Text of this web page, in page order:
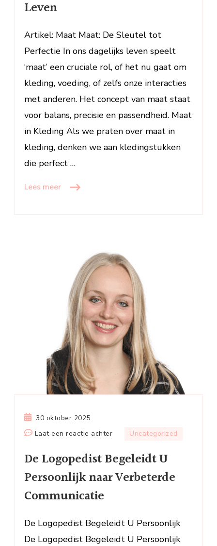
in
Ons
Dagelijks
Leven
Leven
Artikel: Maat Maat: De Sleutel tot
Perfectie In ons dagelijks leven speelt
‘maat’ een cruciale rol, of het nu gaat om
kleding, voeding, of zelfs onze interacties
met anderen. Het concept van maat staat
voor balans, precisie en passendheid. Maat
in Kleding Als we praten over maat in
kleding, denken we aan kledingstukken
die perfect …
Lees meer
30 oktober 2025
Laat een reactie achterop
Logopedist
Begeleidt
Verbeterde
Communicatie
Uncategorized
De Logopedist Begeleidt U
Persoonlijk naar Verbeterde
Communicatie
De Logopedist Begeleidt U Persoonlijk
De Logopedist Begeleidt U Persoonlijk